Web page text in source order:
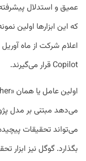
عمیق و استدلال
که این ابزارها اولین
Copilot قرار می‌گیرند.
می‌دهد مبتنی بر مدل
می‌تواند تحقیقات
بگذارد. گوگل نیز ابزار